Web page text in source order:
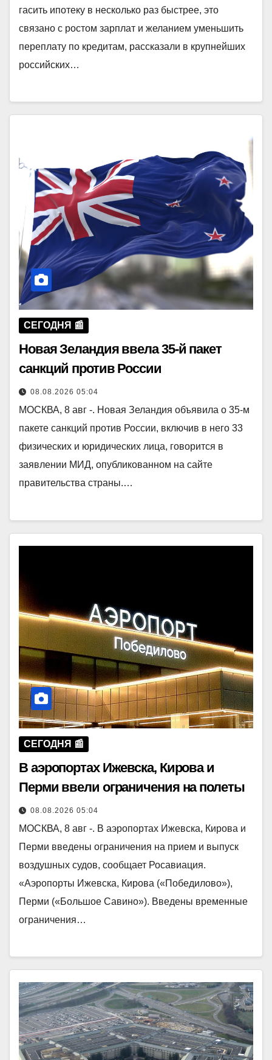
гасить ипотеку в несколько раз быстрее, это
связано с ростом зарплат и желанием уменьшить
переплату по кредитам, рассказали в крупнейших
российских…
СЕГОДНЯ 📰
Новая Зеландия ввела 35-й пакет
санкций против России
08.08.2026 05:04
МОСКВА, 8 авг -. Новая Зеландия объявила о 35-м
пакете санкций против России, включив в него 33
физических и юридических лица, говорится в
заявлении МИД, опубликованном на сайте
правительства страны.…
СЕГОДНЯ 📰
В аэропортах Ижевска, Кирова и
Перми ввели ограничения на полеты
08.08.2026 05:04
МОСКВА, 8 авг -. В аэропортах Ижевска, Кирова и
Перми введены ограничения на прием и выпуск
воздушных судов, сообщает Росавиация.
«Аэропорты Ижевска, Кирова («Победилово»),
Перми («Большое Савино»). Введены временные
ограничения…